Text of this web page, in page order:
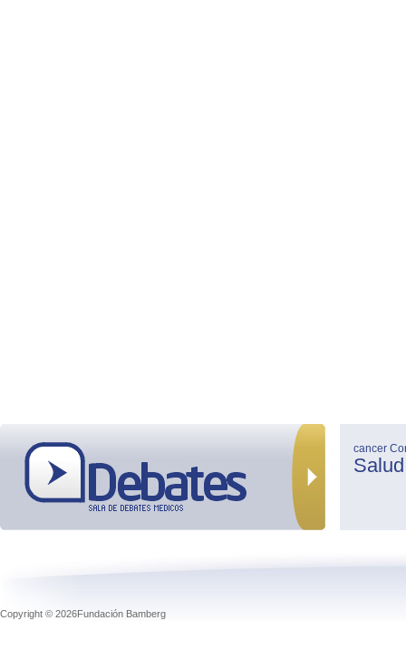
cancer
Salud
Copyright © 2026Fundación Bamberg